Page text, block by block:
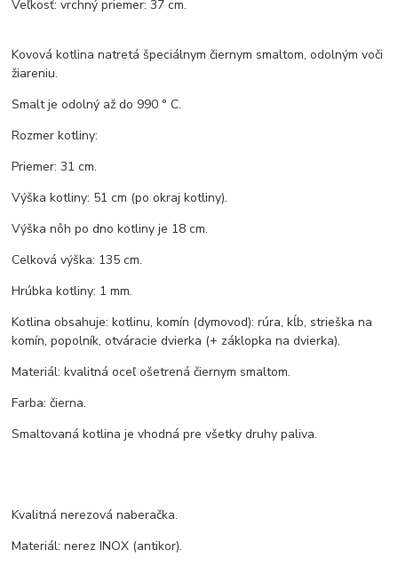
Veľkosť: vrchný priemer: 37 cm.
Kovová kotlina natretá špeciálnym čiernym smaltom, odolným voči
žiareniu.
Smalt je odolný až do 990 ° C.
Rozmer kotliny:
Priemer: 31 cm.
Výška kotliny: 51 cm (po okraj kotliny).
Výška nôh po dno kotliny je 18 cm.
Celková výška: 135 cm.
Hrúbka kotliny: 1 mm.
Kotlina obsahuje: kotlinu, komín (dymovod): rúra, kĺb, strieška na
komín, popolník, otváracie dvierka (+ záklopka na dvierka).
Materiál: kvalitná oceľ ošetrená čiernym smaltom.
Farba: čierna.
Smaltovaná kotlina je vhodná pre všetky druhy paliva.
Kvalitná nerezová naberačka.
Materiál: nerez INOX (antikor).